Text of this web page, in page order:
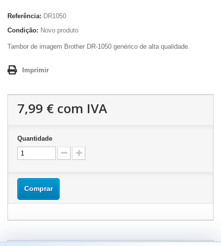
Referência: DR1050
Condição: Novo produto
Tambor de imagem Brother DR-1050 genérico de alta qualidade.
Imprimir
7,99 € com IVA
Quantidade
Comprar